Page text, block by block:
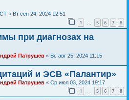
« Вт сен 24, 2024 12:51
1 … 5 6 7 8
при диагнозах на
Патрушев « Вс авг 25, 2024 11:15
и ЭСВ «Палантир»
Патрушев « Ср июл 03, 2024 19:17
1 5 6 7 8